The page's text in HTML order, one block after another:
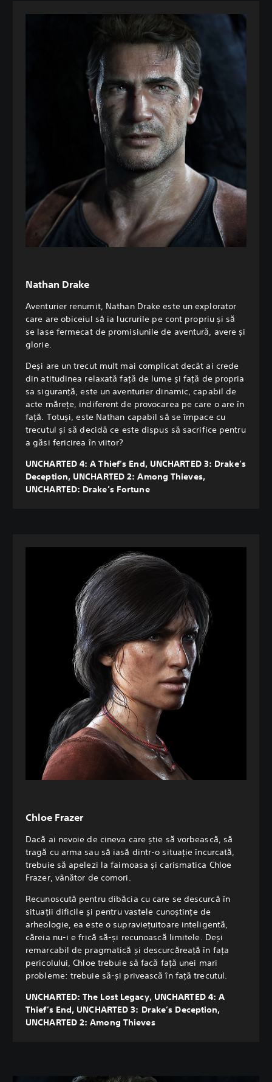
Nathan Drake
Aventurier renumit, Nathan Drake este un explorator
care are obiceiul să ia lucrurile pe cont propriu și să
se lase fermecat de promisiunile de aventură, avere și
glorie.
Deși are un trecut mult mai complicat decât ai crede
din atitudinea relaxată față de lume și față de propria
sa siguranță, este un aventurier dinamic, capabil de
acte mărețe, indiferent de provocarea pe care o are în
față. Totuși, este Nathan capabil să se împace cu
trecutul și să decidă ce este dispus să sacrifice pentru
a găsi fericirea în viitor?
UNCHARTED 4: A Thief’s End, UNCHARTED 3: Drake’s
Deception, UNCHARTED 2: Among Thieves,
UNCHARTED: Drake’s Fortune
Chloe Frazer
Dacă ai nevoie de cineva care știe să vorbească, să
tragă cu arma sau să iasă dintr-o situație încurcată,
trebuie să apelezi la faimoasa și carismatica Chloe
Frazer, vânător de comori.
Recunoscută pentru dibăcia cu care se descurcă în
situații dificile și pentru vastele cunoștințe de
arheologie, ea este o supraviețuitoare inteligentă,
căreia nu-i e frică să-și recunoască limitele. Deși
remarcabil de pragmatică și descurcăreață în fața
pericolului, Chloe trebuie să facă față unei mari
probleme: trebuie să-și privească în față trecutul.
UNCHARTED: The Lost Legacy, UNCHARTED 4: A
Thief’s End, UNCHARTED 3: Drake’s Deception,
UNCHARTED 2: Among Thieves